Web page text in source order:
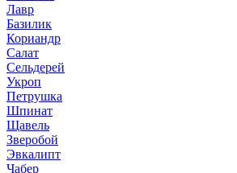
Лавр
Базилик
Кориандр
Салат
Сельдерей
Укроп
Петрушка
Шпинат
Щавель
Зверобой
Эвкалипт
Чабер